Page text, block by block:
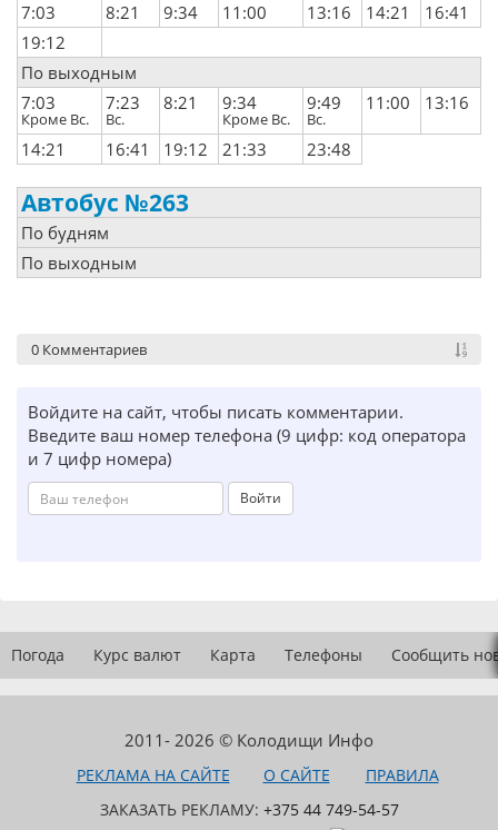
7:03
8:21 9:34 11:00 13:16 14:21
16:41
19:12
По выходным
7:03
Кроме Вс.
7:23
Вс.
8:21 9:34
Кроме Вс.
9:49
Вс.
11:00 13:16
14:21 16:41 19:12 21:33 23:48
Автобус №263
По будням
По выходным
0 Комментариев
Войдите на сайт, чтобы писать комментарии.
Введите ваш номер телефона (9 цифр: код оператора
и 7 цифр номера)
Войти
Погода Курс валют Карта Телефоны Сообщить
2011- 2026 © Колодищи Инфо
РЕКЛАМА НА САЙТЕ О САЙТЕ
ПРАВИЛА
ЗАКАЗАТЬ РЕКЛАМУ: +375 44 749-54-57